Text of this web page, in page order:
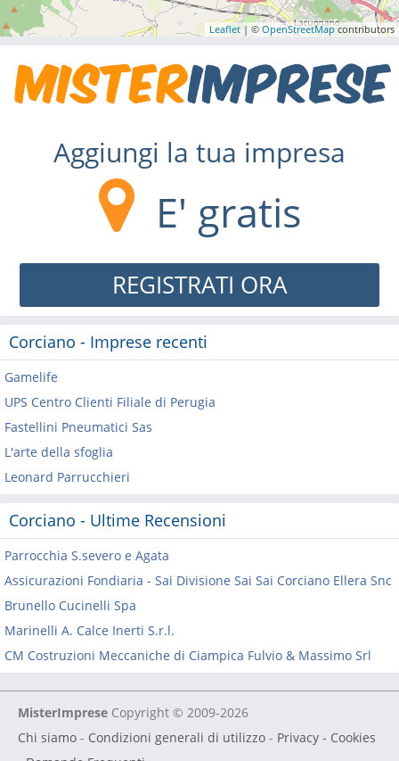
Leaflet | © OpenStreetMapcontributors
Aggiungi la tua impresa
E' gratis
REGISTRATI ORA
Corciano - Imprese recenti
Gamelife
UPS Centro Clienti Filiale di Perugia
Fastellini Pneumatici Sas
L'arte della sfoglia
Leonard Parrucchieri
Corciano - Ultime Recensioni
Parrocchia S.severo e Agata
Assicurazioni Fondiaria - Sai Divisione Sai Sai Corciano Ellera Snc
Brunello Cucinelli Spa
Marinelli A. Calce Inerti S.r.l.
CM Costruzioni Meccaniche di Ciampica Fulvio & Massimo Srl
MisterImprese Copyright © 2009-2026
Chi siamo - Condizioni generali di utilizzo - Privacy - Cookies